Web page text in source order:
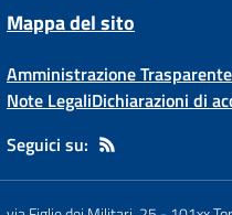
Mappa del sito
Amministrazione Trasparente
Note LegaliDichiarazioni di
Seguici su: